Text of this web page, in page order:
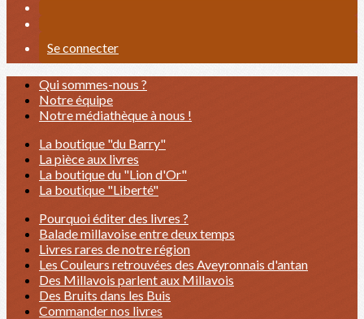
Se connecter
Qui sommes-nous ?
Notre équipe
Notre médiathèque à nous !
La boutique "du Barry"
La pièce aux livres
La boutique du "Lion d'Or"
La boutique "Liberté"
Pourquoi éditer des livres ?
Balade millavoise entre deux temps
Livres rares de notre région
Les Couleurs retrouvées des Aveyronnais d'antan
Des Millavois parlent aux Millavois
Des Bruits dans les Buis
Commander nos livres